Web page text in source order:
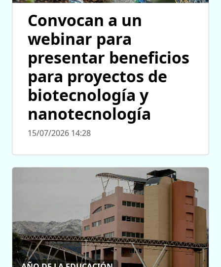
Convocan a un
webinar para
presentar beneficios
para proyectos de
biotecnología y
nanotecnología
15/07/2026 14:28